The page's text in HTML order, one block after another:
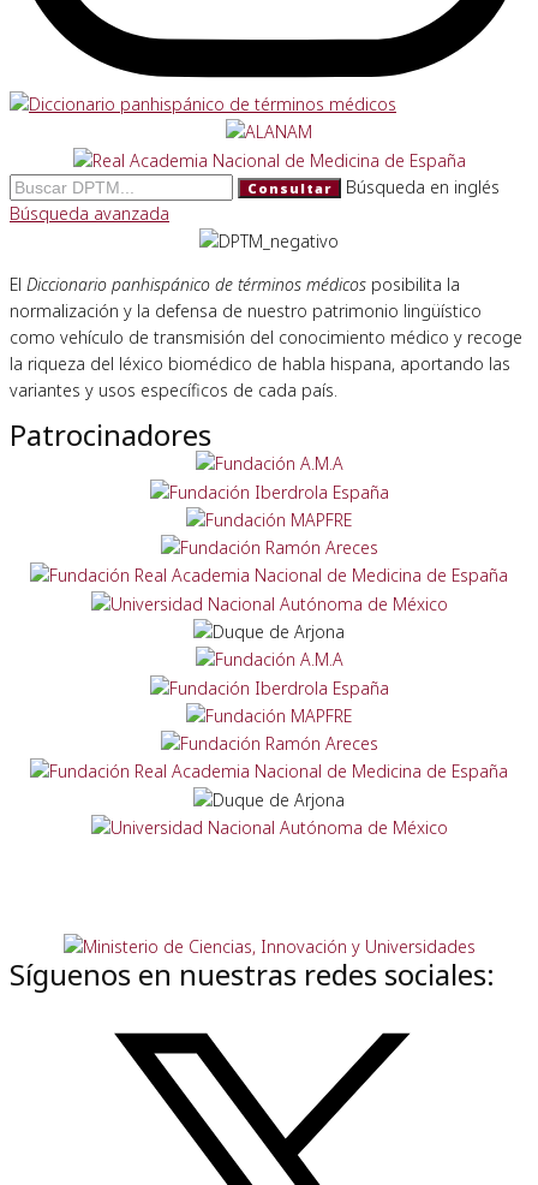
Consultar
Búsqueda en inglés
Búsqueda avanzada
El Diccionario panhispánico de términos médicos posibilita la
normalización y la defensa de nuestro patrimonio lingüístico
como vehículo de transmisión del conocimiento médico y recoge
la riqueza del léxico biomédico de habla hispana, aportando las
variantes y usos específicos de cada país.
Patrocinadores
Síguenos en nuestras redes sociales: